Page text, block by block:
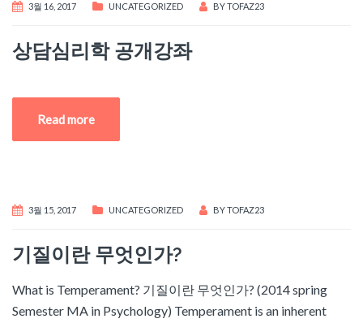
3월 16, 2017 UNCATEGORIZED BYTOFAZ23
상담심리학 공개강좌
Read more
3월 15, 2017 UNCATEGORIZED BYTOFAZ23
기질이란 무엇인가?
What is Temperament? 기질이란 무엇인가? (2014 spring
Semester MA in Psychology) Temperament is an inherent